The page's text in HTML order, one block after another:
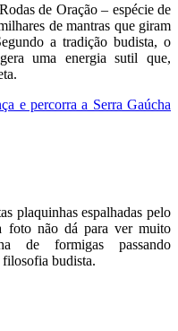
de Oração – espécie de
de mantras que giram
a tradição budista, o
uma energia sutil que,
e percorra a Serra Gaúcha
plaquinhas espalhadas pelo
foto não dá para ver muito
de formigas passando
budista.